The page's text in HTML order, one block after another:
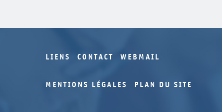
LIENS CONTACT WEBMAIL
MENTIONS LÉGALES PLAN DU SITE